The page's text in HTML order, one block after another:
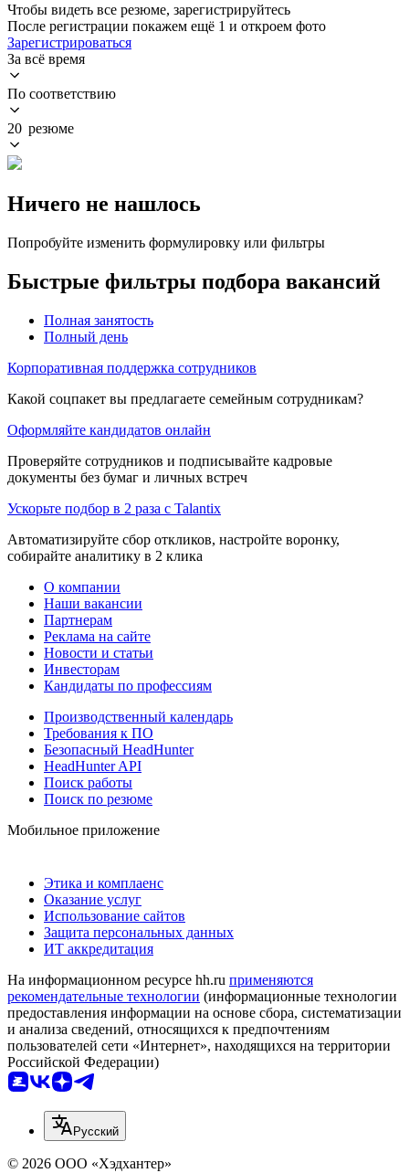
Чтобы видеть все резюме, зарегистрируйтесь
После регистрации покажем ещё 1 и откроем фото
Зарегистрироваться
За всё время
По соответствию
20 резюме
Ничего не нашлось
Попробуйте изменить формулировку или фильтры
Быстрые фильтры подбора вакансий
Полная занятость
Полный день
Корпоративная поддержка сотрудников
Какой соцпакет вы предлагаете семейным сотрудникам?
Оформляйте кандидатов онлайн
Проверяйте сотрудников и подписывайте кадровые
документы без бумаг и личных встреч
Ускорьте подбор в 2 раза с Talantix
Автоматизируйте сбор откликов, настройте воронку,
собирайте аналитику в 2 клика
О компании
Наши вакансии
Партнерам
Реклама на сайте
Новости и статьи
Инвесторам
Кандидаты по профессиям
Производственный календарь
Требования к ПО
Безопасный HeadHunter
HeadHunter API
Поиск работы
Поиск по резюме
Мобильное приложение
Этика и комплаенс
Оказание услуг
Использование сайтов
Защита персональных данных
ИТ аккредитация
На информационном ресурсе hh.ru применяются
рекомендательные технологии (информационные технологии
предоставления информации на основе сбора, систематизации
и анализа сведений, относящихся к предпочтениям
пользователей сети «Интернет», находящихся на территории
Российской Федерации)
Русский
© 2026 ООО «Хэдхантер»